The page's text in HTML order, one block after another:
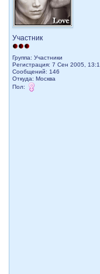
Участник
Группа: Участники
Регистрация: 7 Сен 2005,
Сообщений: 146
Откуда: Москва
Пол: